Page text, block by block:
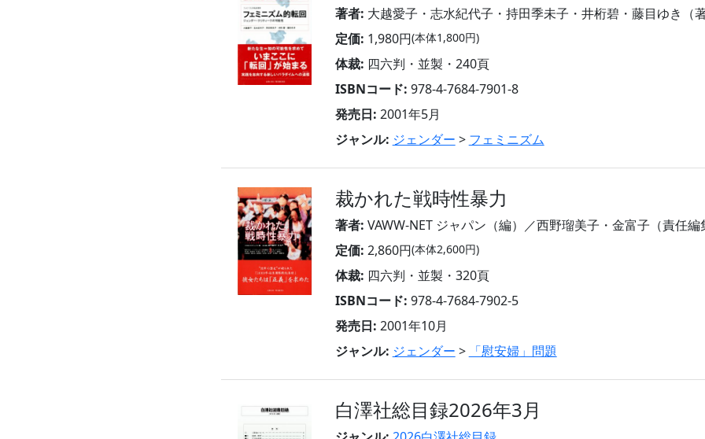
著者: 大越愛子・志水紀代子・持田季未子・井桁碧・藤目ゆき（
定価: 1,980円(本体1,800円)
体裁: 四六判・並製・240頁
ISBNコード: 978-4-7684-7901-8
発売日: 2001年5月
ジャンル: ジェンダー > フェミニズム
裁かれた戦時性暴力
著者: VAWW‐NET ジャパン（編）／西野瑠美子・金富子（責任編
定価: 2,860円(本体2,600円)
体裁: 四六判・並製・320頁
ISBNコード: 978-4-7684-7902-5
発売日: 2001年10月
ジャンル: ジェンダー > 「慰安婦」問題
白澤社総目録2026年3月